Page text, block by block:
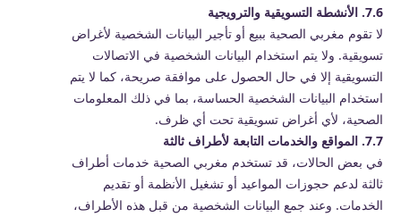
7.6. الأنشطة التسويقية والترويجية
لا تقوم مغربي الصحية ببيع أو تأجير البيانات الشخصية لأغراض
تسويقية. ولا يتم استخدام البيانات الشخصية في الاتصالات
التسويقية إلا في حال الحصول على موافقة صريحة، كما لا يتم
استخدام البيانات الشخصية الحساسة، بما في ذلك المعلومات
الصحية، لأي أغراض تسويقية تحت أي ظرف.
7.7. المواقع والخدمات التابعة لأطراف ثالثة
في بعض الحالات، قد تستخدم مغربي الصحية خدمات أطراف
ثالثة لدعم حجوزات المواعيد أو تشغيل الأنظمة أو تقديم
الخدمات. وعند جمع البيانات الشخصية من قبل هذه الأطراف،